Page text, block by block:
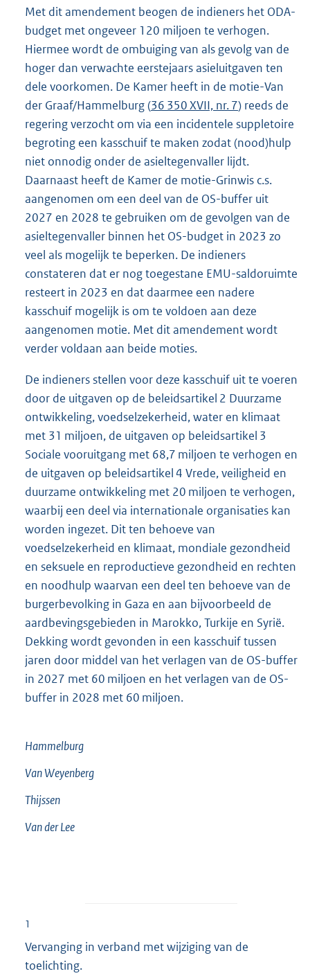
Met dit amendement beogen de indieners het ODA-
budget met ongeveer 120 miljoen te verhogen.
Hiermee wordt de ombuiging van als gevolg van de
hoger dan verwachte eerstejaars asieluitgaven ten
dele voorkomen. De Kamer heeft in de motie-Van
der Graaf/Hammelburg (36 350 XVII, nr. 7) reeds de
regering verzocht om via een incidentele suppletoire
begroting een kasschuif te maken zodat (nood)hulp
niet onnodig onder de asieltegenvaller lijdt.
Daarnaast heeft de Kamer de motie-Grinwis c.s.
aangenomen om een deel van de OS-buffer uit
2027 en 2028 te gebruiken om de gevolgen van de
asieltegenvaller binnen het OS-budget in 2023 zo
veel als mogelijk te beperken. De indieners
constateren dat er nog toegestane EMU-saldoruimte
resteert in 2023 en dat daarmee een nadere
kasschuif mogelijk is om te voldoen aan deze
aangenomen motie. Met dit amendement wordt
verder voldaan aan beide moties.
De indieners stellen voor deze kasschuif uit te voeren
door de uitgaven op de beleidsartikel 2 Duurzame
ontwikkeling, voedselzekerheid, water en klimaat
met 31 miljoen, de uitgaven op beleidsartikel 3
Sociale vooruitgang met 68,7 miljoen te verhogen en
de uitgaven op beleidsartikel 4 Vrede, veiligheid en
duurzame ontwikkeling met 20 miljoen te verhogen,
waarbij een deel via internationale organisaties kan
worden ingezet. Dit ten behoeve van
voedselzekerheid en klimaat, mondiale gezondheid
en seksuele en reproductieve gezondheid en rechten
en noodhulp waarvan een deel ten behoeve van de
burgerbevolking in Gaza en aan bijvoorbeeld de
aardbevingsgebieden in Marokko, Turkije en Syrië.
Dekking wordt gevonden in een kasschuif tussen
jaren door middel van het verlagen van de OS-buffer
in 2027 met 60 miljoen en het verlagen van de OS-
buffer in 2028 met 60 miljoen.
Hammelburg
Van Weyenberg
Thijssen
Van der Lee
1
Vervanging in verband met wijziging van de
toelichting.